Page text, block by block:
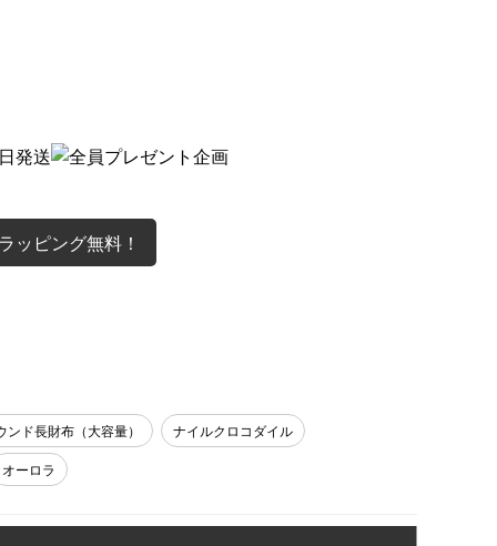
ッピング無料！
ンド長財布（大容量） ナイルクロコダイル
オーロラ